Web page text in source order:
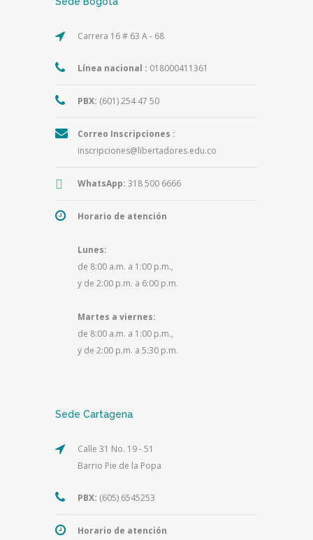
Carrera 16 # 63 A - 68
Línea nacional : 018000411361
PBX: (601) 254 47 50
Correo Inscripciones :
inscripciones@libertadores.edu.co
WhatsApp: 318 500 6666
Horario de atención
Lunes:
de 8:00 a.m. a 1:00 p.m.,
y de 2:00 p.m. a 6:00 p.m.
Martes a viernes:
de 8:00 a.m. a 1:00 p.m.,
y de 2:00 p.m. a 5:30 p.m.
Sede Cartagena
Calle 31 No. 19 - 51
Barrio Pie de la Popa
PBX: (605) 6545253
Horario de atención